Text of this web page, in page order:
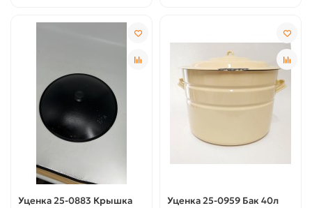
Уценка 25-0883 Крышка
Уценка 25-0959 Бак 40л